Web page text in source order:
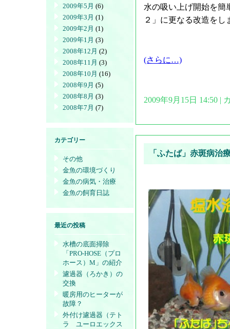
2009年5月 (6)
2009年3月 (1)
2009年2月 (1)
2009年1月 (3)
2008年12月 (2)
2008年11月 (3)
2008年10月 (16)
2008年9月 (5)
2008年8月 (3)
2008年7月 (7)
カテゴリー
その他
金魚の環境づくり
金魚の病気・治療
金魚の飼育日誌
最近の投稿
水槽の底面掃除
「PRO-HOSE（プロ
ホース）M」の紹介
濾過器（ろかき）の
交換
暖房用のヒーターが
故障？
外付け濾過器（テト
ラ ユーロエックス
水の吸い上げ開始を簡
２」に更なる改造をし
(さらに…)
2009年9月15日 14:50 |
「ふたば」赤斑病治